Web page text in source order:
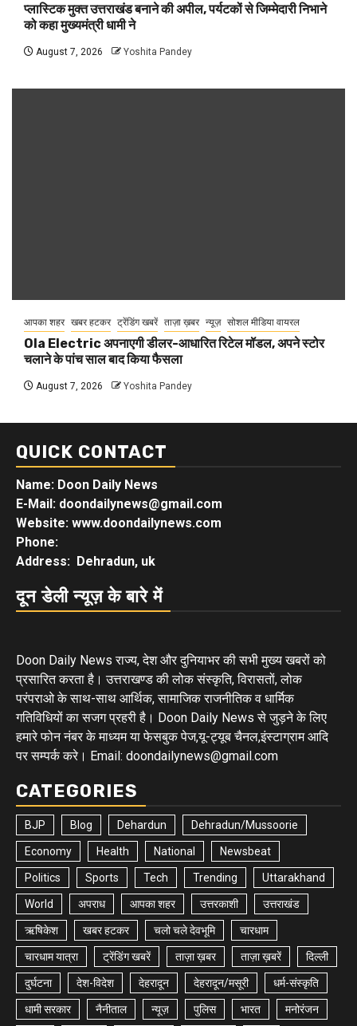
प्लास्टिक मुक्त उत्तराखंड बनाने की अपील, पर्यटकों से जिम्मेदारी निभाने
को कहा मुख्यमंत्री धामी ने
August 7, 2026 Yoshita Pandey
आपका शहर खबर हटकर ट्रेंडिंग खबरें ताज़ा ख़बर न्यूज़ सोशल मीडिया वायरल
Ola Electric अपनाएगी डीलर-आधारित रिटेल मॉडल, अपने स्टोर
चलाने के पांच साल बाद किया फैसला
August 7, 2026 Yoshita Pandey
QUICK CONTACT
Name: Doon Daily News
E-Mail: doondailynews@gmail.com
Website: www.doondailynews.com
Phone:
Address: Dehradun, uk
दून डेली न्यूज़ के बारे में
Doon Daily News राज्य, देश और दुनियाभर की सभी मुख्य खबरों को
प्रसारित करता है। उत्तराखण्ड की लोक संस्कृति, विरासतों, लोक
परंपराओ के साथ-साथ आर्थिक, सामाजिक राजनीतिक व धार्मिक
गतिविधियों का सजग प्रहरी है। Doon Daily News से जुड़ने के लिए
हमारे फोन नंबर के माध्यम या फेसबुक पेज,यू-ट्यूब चैनल,इंस्टाग्राम आदि
पर सम्पर्क करे। Email: doondailynews@gmail.com
CATEGORIES
BJP Blog Dehardun Dehradun/Mussoorie
Economy Health National Newsbeat
Politics Sports Tech Trending Uttarakhand
World अपराध आपका शहर उत्तरकाशी उत्तराखंड
ऋषिकेश खबर हटकर चलो चले देवभूमि चारधाम
चारधाम यात्रा ट्रेंडिंग खबरें ताज़ा ख़बर ताज़ा ख़बरें दिल्ली
दुर्घटना देश-विदेश देहरादून देहरादून/मसूरी धर्म-संस्कृति
धामी सरकार नैनीताल न्यूज़ पुलिस भारत मनोरंजन